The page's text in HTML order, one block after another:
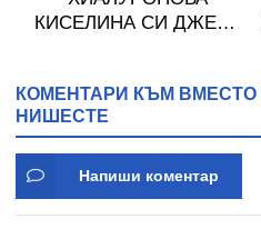
КИСЕЛИНА СИ ДЖЕЛИ
КОМЕНТАРИ КЪМ ВМЕСТО
НИШЕСТЕ
Напиши коментар